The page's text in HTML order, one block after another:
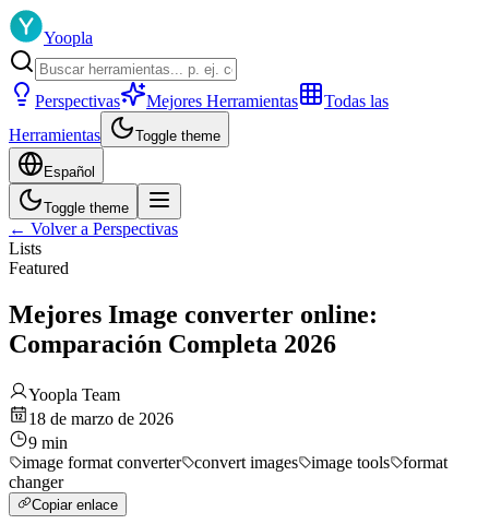
Yoopla
Perspectivas Mejores Herramientas
Todas las
Herramientas
Toggle theme
Español
Toggle theme
← Volver a Perspectivas
Lists
Featured
Mejores Image converter online:
Comparación Completa 2026
Yoopla Team
18 de marzo de 2026
9 min
image format converter
convert images image tools
format
changer
Copiar enlace